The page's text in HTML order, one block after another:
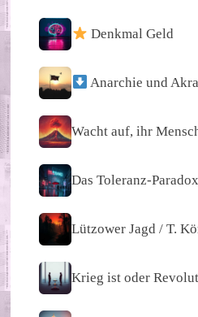
Denkmal Geld
Anarchie und
Wacht auf, ihr
Das Toleranz-Paradox
Lützower Jagd / T.
Krieg ist oder